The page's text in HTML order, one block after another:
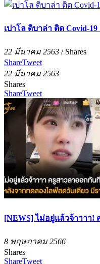
เปาโล ดิบาล่า ติด Covid-
22 มีนาคม 2563 / Shares
ShareTweet
22 มีนาคม 2563
Shares
ShareTweet
[NEWS] ไม่อยู่แล้วจ้าาาา!
8 พฤษภาคม 2566
Shares
ShareTweet